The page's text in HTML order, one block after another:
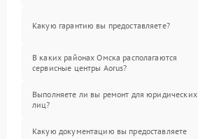
Какую гарантию вы предоставляете?
В каких районах Омска располагаются
сервисные центры Aorus?
Выполняете ли вы ремонт для юридических
лиц?
Какую документацию вы предоставляете